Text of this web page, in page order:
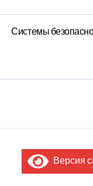
Системы
Версия